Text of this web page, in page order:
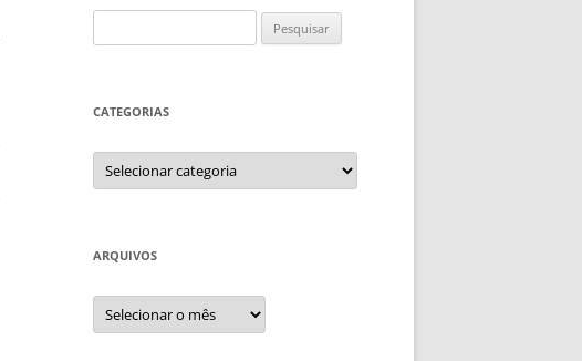
por:
CATEGORIAS
Categorias
ARQUIVOS
Arquivos